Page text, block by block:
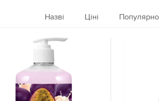
Назві Ціні